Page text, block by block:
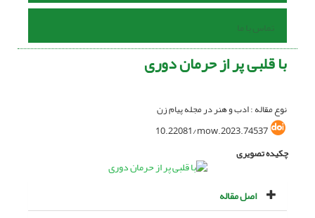
تماس با ما
با قلبی پر از حرمان دوری
نوع مقاله : ادب و هنر در مجله پیام زن
10.22081/mow.2023.74537
چکیده تصویری
اصل مقاله